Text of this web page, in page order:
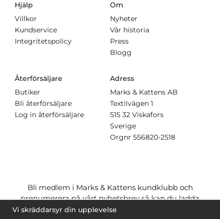
Hjälp
Villkor
Kundservice
Integritetspolicy
Om
Nyheter
Vår historia
Press
Blogg
Återförsäljare
Butiker
Bli återförsäljare
Log in återförsäljare
Adress
Marks & Kattens AB
Textilvägen 1
515 32 Viskafors
Sverige
Orgnr 556820-2518
Bli medlem i Marks & Kattens kundklubb och
prenumerera på vårt nyhetsbrev så kan du ladda
ner många mönstergratisoch få många
Vi skräddarsyr din upplevelse